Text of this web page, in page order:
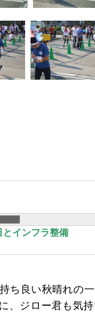
インフラ整備
ち良い秋晴れの
、ジロー君も気